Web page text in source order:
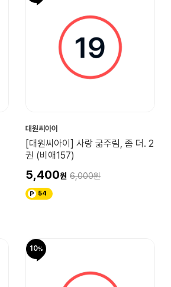
대원씨아이
[대원씨아이] 사랑 굶주림, 좀 더. 2
권 (비애157)
5,400 6,000
54
10